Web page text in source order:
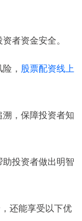
者资金安全。
， 股票配资线上
，保障投资者知
投资者做出明智
还能享受以下优